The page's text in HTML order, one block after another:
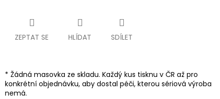
ZEPTAT SE HLÍDAT SDÍLET
* Žádná masovka ze skladu. Každý kus tisknu v ČR až pro
konkrétní objednávku, aby dostal péči, kterou sériová výroba
nemá.